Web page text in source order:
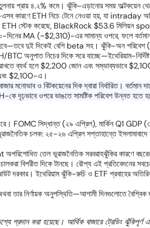
৪.২% কমে। ঝুঁকি-এড়ানোর সময় অল্টকয়েন
ETH নিচে টেনে নেওয়া হয়, যা intraday
স্টেক করেছে, BlackRock $53.6 মিলিয়ন spot
MA (~$2,310)-এর সামান্য ওপরে, ফলে
হবে—তবে দুই দিকেই বেশি beta সহ। ঝুঁকি-অন
অনুপাত নিচের দিকে সরে যাচ্ছে—ইথেরিয়াম-
ব্যর্থ হলে $2,200 জোন এবং সম্ভাব্যভাবে
$2,100-এ।
ও বিটকয়েনের দিক দ্বারা নির্ধারিত। বর্তমান
কে দৃঢ়ভাবে ওপরে ভাঙতে সামষ্টিক পরিবেশ উন্নত হতে
FOMC সিদ্ধান্ত (২৯ এপ্রিল), মার্কিন Q1
চলক: ২৫-২৬ এপ্রিল সপ্তাহান্তে
তেল ভূরাজনৈতিক সরবরাহঝুঁকির কারণে
বিপরীত দিকে টানছে। রৌপ্য এই প্রতিবেদনের
দরকার। ইথেরিয়াম ঝুঁকি-রুচি ও ETF প্রবাহের
তার নির্ণায়ক অনুপস্থিতি—আগামী দিনগুলোতে
প্রদান করা হয়েছে। আর্থিক বাজারে ট্রেডিং